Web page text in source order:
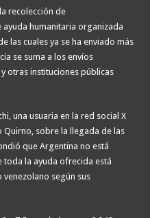
recolección de
humanitaria organizada
las cuales ya se ha enviado más
se suma a los envíos
otras instituciones públicas
una usuaria en la red social X
Quirno, sobre la llegada de las
que Argentina no está
toda la ayuda ofrecida está
según sus